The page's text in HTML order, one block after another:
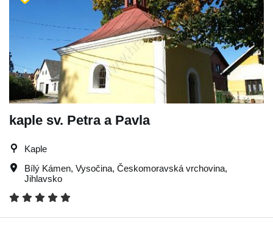
kaple sv. Petra a Pavla
Kaple
Bílý Kámen, Vysočina, Českomoravská vrchovina,
Jihlavsko